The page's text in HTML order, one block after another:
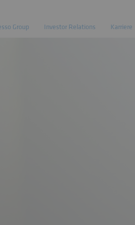
Group Investor Relations Karriere